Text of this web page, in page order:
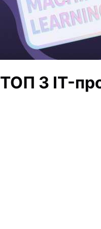
ТОП 3 IT-